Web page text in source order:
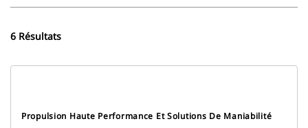
6 Résultats
Propulsion Haute Performance Et Solutions De Maniabilité